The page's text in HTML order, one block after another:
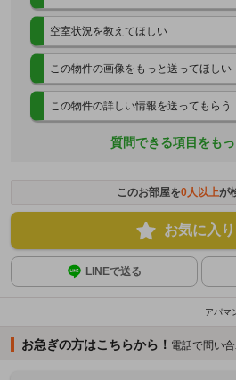
空室状況を教えてほしい
この物件の画像をもっと送ってほしい
この物件の詳しい情報を送ってもらう
質問できる項目をも
このお部屋を0人以上が
お気に入
LINEで送る
アパマ
お急ぎの方はこちらから！ 電話で問い